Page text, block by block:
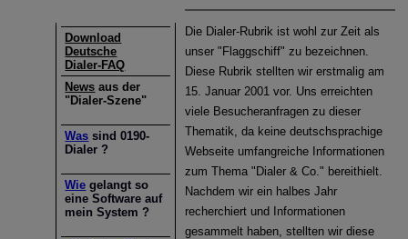
Corona-Warn-Apps im Fokus
Zielgerichtete Attacken: Zero-Day-Exploits im Betriebssystem
von Windows und im Internet Explorer
Neue Studie zeigt: Gefährlicher Leichtsinn im Umgang mit
Bürodruckern
Malware Trends 2020: Ransomware, Datendiebstahl an
Universitäten und Banking Trojaner sind im Umlauf
Die Dialer-Rubrik ist wohl zur Zeit als
unser "Flaggschiff" zu bezeichnen.
Diese Rubrik stellten wir erstmalig am
15. Januar 2001 vor. Uns erreichten
viele Besucheranfragen zu dieser
Thematik, da keine deutschsprachige
Webseite umfangreiche Informationen
zum Thema "Dialer & Co." bereithielt.
Nachdem wir ein halbes Jahr
recherchiert und Informationen
gesammelt haben, stellten wir diese
Download
Deutsche
Dialer-FAQ
News aus der
"Dialer-Szene"
Was sind 0190-
Dialer ?
Wie gelangt so
eine Software auf
mein System ?